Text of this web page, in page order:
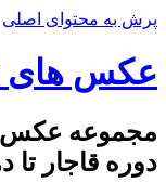
پرش به محتوای اصلی
عکس های
مجموعه عکس
دوره قاجار